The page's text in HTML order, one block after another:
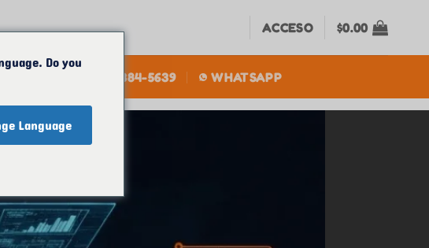
ACCESO $0.00
+1(305) 384-5639 WHATSAPP
Do you
Language